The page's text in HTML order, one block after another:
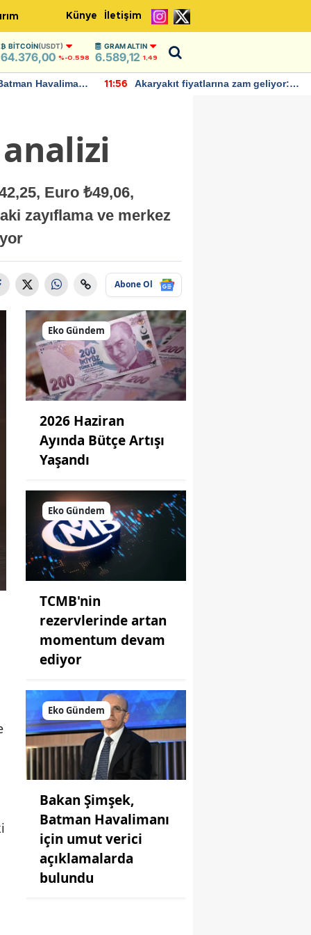
Künye İletişim
BITCOIN(USDT)
64.376,00 %-0.598
GRAM ALTIN
6.589,12 1,49
Havalimanı
11:56
Akaryakıt fiyatlarına zam geliyor:
Euro ₺49,06,
zayıflama ve merkez
Abone Ol
Eko Gündem
2026 Haziran
Ayında Bütçe Artışı
Yaşandı
Eko Gündem
TCMB'nin
rezervlerinde artan
momentum devam
ediyor
Eko Gündem
Bakan Şimşek,
Batman Havalimanı
için umut verici
açıklamalarda
bulundu